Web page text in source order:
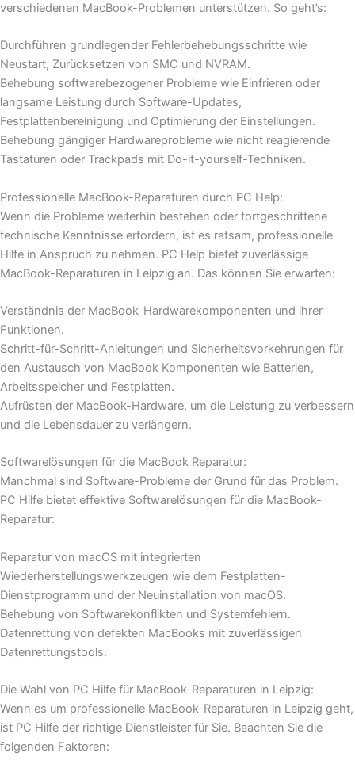
verschiedenen MacBook-Problemen unterstützen. So geht’s:
Durchführen grundlegender Fehlerbehebungsschritte wie
Neustart, Zurücksetzen von SMC und NVRAM.
Behebung softwarebezogener Probleme wie Einfrieren oder
langsame Leistung durch Software-Updates,
Festplattenbereinigung und Optimierung der Einstellungen.
Behebung gängiger Hardwareprobleme wie nicht reagierende
Tastaturen oder Trackpads mit Do-it-yourself-Techniken.
Professionelle MacBook-Reparaturen durch PC Help:
Wenn die Probleme weiterhin bestehen oder fortgeschrittene
technische Kenntnisse erfordern, ist es ratsam, professionelle
Hilfe in Anspruch zu nehmen. PC Help bietet zuverlässige
MacBook-Reparaturen in Leipzig an. Das können Sie erwarten:
Verständnis der MacBook-Hardwarekomponenten und ihrer
Funktionen.
Schritt-für-Schritt-Anleitungen und Sicherheitsvorkehrungen für
den Austausch von MacBook Komponenten wie Batterien,
Arbeitsspeicher und Festplatten.
Aufrüsten der MacBook-Hardware, um die Leistung zu verbessern
und die Lebensdauer zu verlängern.
Softwarelösungen für die MacBook Reparatur:
Manchmal sind Software-Probleme der Grund für das Problem.
PC Hilfe bietet effektive Softwarelösungen für die MacBook-
Reparatur:
Reparatur von macOS mit integrierten
Wiederherstellungswerkzeugen wie dem Festplatten-
Dienstprogramm und der Neuinstallation von macOS.
Behebung von Softwarekonflikten und Systemfehlern.
Datenrettung von defekten MacBooks mit zuverlässigen
Datenrettungstools.
Die Wahl von PC Hilfe für MacBook-Reparaturen in Leipzig:
Wenn es um professionelle MacBook-Reparaturen in Leipzig geht,
ist PC Hilfe der richtige Dienstleister für Sie. Beachten Sie die
folgenden Faktoren: